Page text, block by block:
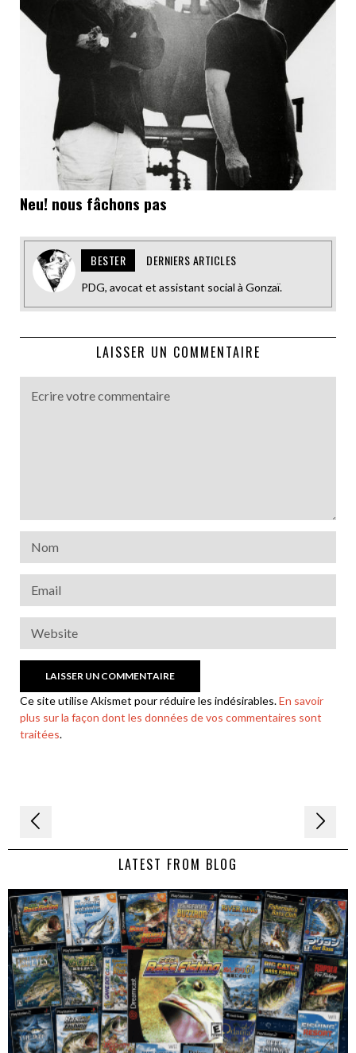
Neu! nous fâchons pas
BESTER DERNIERS ARTICLES
PDG, avocat et assistant social à Gonzaï.
LAISSER UN COMMENTAIRE
Ce site utilise Akismet pour réduire les indésirables.En savoir
plus sur la façon dont les données de vos commentaires sont
traitées.
Navigation
de LATEST FROM BLOG